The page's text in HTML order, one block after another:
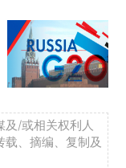
及/或相关权利人
、摘编、复制及